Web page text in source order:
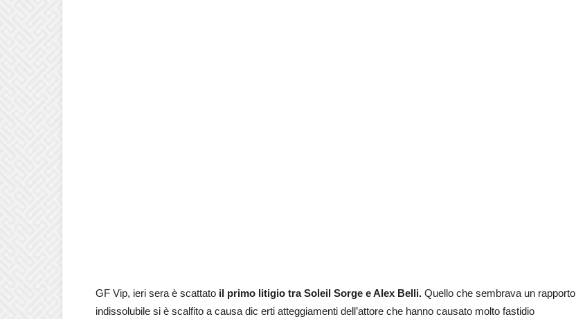
GF Vip, ieri sera è scattato il primo litigio tra Soleil Sorge e Alex Belli. Quello che sembrava un rapporto
indissolubile si è scalfito a causa dic erti atteggiamenti dell’attore che hanno causato molto fastidio